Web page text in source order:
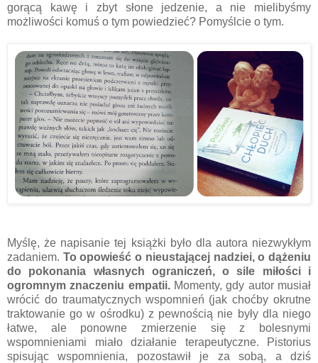
gorącą kawę i zbyt słone jedzenie, a nie mielibyśmy
możliwości komuś o tym powiedzieć? Pomyślcie o tym.
Myślę, że napisanie tej książki było dla autora niezwykłym
zadaniem. To opowieść o nieustającej nadziei, o dążeniu
do pokonania własnych ograniczeń, o sile miłości i
ogromnym znaczeniu empatii.Momenty, gdy autor musiał
wrócić do traumatycznych wspomnień (jak choćby okrutne
traktowanie go w ośrodku) z pewnością nie były dla niego
łatwe, ale ponowne zmierzenie się z bolesnymi
wspomnieniami miało działanie terapeutyczne. Pistorius
spisując wspomnienia, pozostawił je za sobą, a dziś